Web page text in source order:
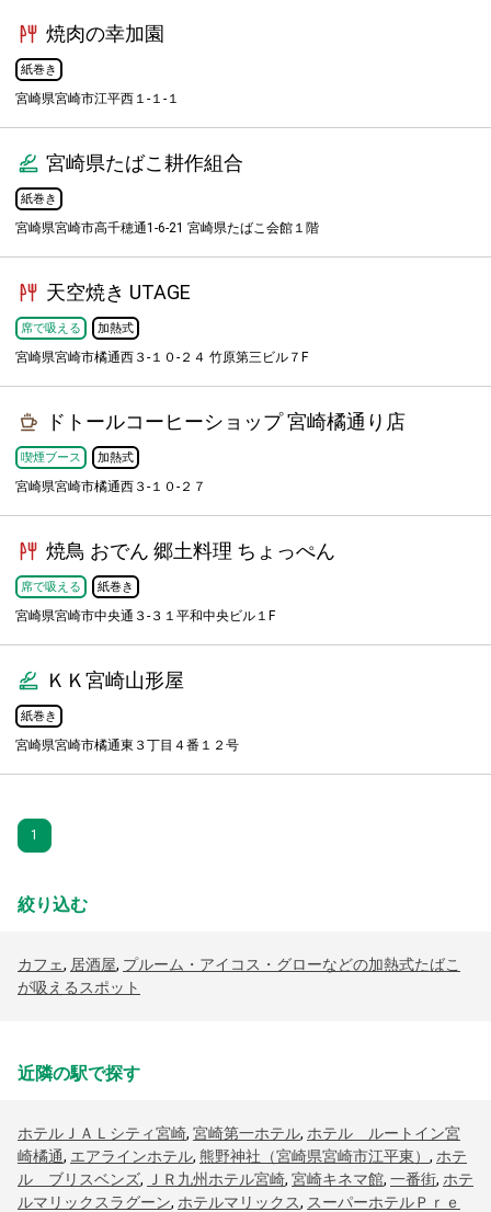
焼肉の幸加園
紙巻き
宮崎県宮崎市江平西１-１-１
宮崎県たばこ耕作組合
紙巻き
宮崎県宮崎市高千穂通1-6-21 宮崎県たばこ会館１階
天空焼き UTAGE
席で吸える 加熱式
宮崎県宮崎市橘通西３-１０-２４ 竹原第三ビル７F
ドトールコーヒーショップ 宮崎橘通り店
喫煙ブース 加熱式
宮崎県宮崎市橘通西３-１０-２７
焼鳥 おでん 郷土料理 ちょっぺん
席で吸える 紙巻き
宮崎県宮崎市中央通３-３１平和中央ビル１F
ＫＫ宮崎山形屋
紙巻き
宮崎県宮崎市橘通東３丁目４番１２号
1
絞り込む
カフェ, 居酒屋, プルーム・アイコス・グローなどの加熱式たばこ
が吸えるスポット
近隣の駅で探す
ホテルＪＡＬシティ宮崎, 宮崎第一ホテル, ホテル ルートイン宮
崎橘通, エアラインホテル, 熊野神社（宮崎県宮崎市江平東） , ホテ
ル ブリスベンズ, ＪＲ九州ホテル宮崎, 宮崎キネマ館, 一番街, ホテ
ルマリックスラグーン, ホテルマリックス, スーパーホテルＰｒｅ